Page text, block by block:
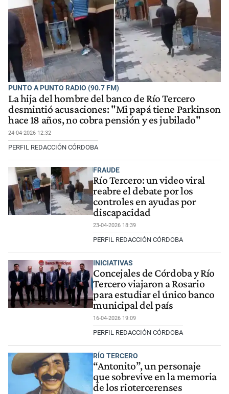
PUNTO A PUNTO RADIO (90.7 FM)
La hija del hombre del banco de Río Tercero
desmintió acusaciones: "Mi papá tiene Parkinson
hace 18 años, no cobra pensión y es jubilado"
24-04-2026 12:32
PERFIL REDACCIÓN CÓRDOBA
FRAUDE
Río Tercero: un video viral
reabre el debate por los
controles en ayudas por
discapacidad
23-04-2026 18:39
PERFIL REDACCIÓN CÓRDOBA
INICIATIVAS
Concejales de Córdoba y Río
Tercero viajaron a Rosario
para estudiar el único banco
municipal del país
16-04-2026 19:09
PERFIL REDACCIÓN CÓRDOBA
RÍO TERCERO
“Antonito”, un personaje
que sobrevive en la memoria
de los riotercerenses